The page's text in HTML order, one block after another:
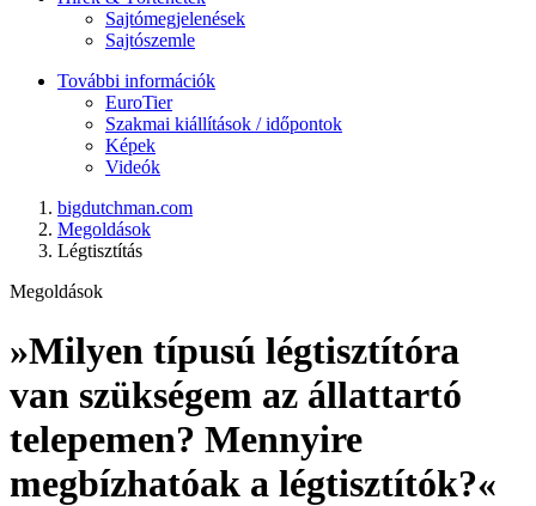
Sajtómegjelenések
Sajtószemle
További információk
EuroTier
Szakmai kiállítások / időpontok
Képek
Videók
bigdutchman.com
Megoldások
Légtisztítás
Megoldások
»Milyen típusú légtisztítóra
van szükségem az állattartó
telepemen? Mennyire
megbízhatóak a légtisztítók?«